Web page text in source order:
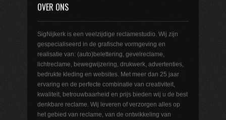
OVER ONS
SigNijkerk is een veelzijdige reclamestudio. Wij zijn
gespecialiseerd in de grafische vormgeving en
realisatie van: (auto)belettering, gevelreclame,
lichtreclame, bewegwijzering, drukwerk, advertenties,
bedrukte kleding en websites. Met meer dan 25 jaar
ervaring en de perfecte combinatie van creativiteit,
kwaliteit, betrouwbaarheid en prijs bieden wij u de best
denkbare reclame. Wij leveren of verzorgen alles op
het gebied van reclame, van de ontwikkeling van